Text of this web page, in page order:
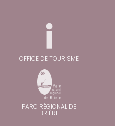
OFFICE DE TOURISME
PARC RÉGIONAL DE
BRIÈRE